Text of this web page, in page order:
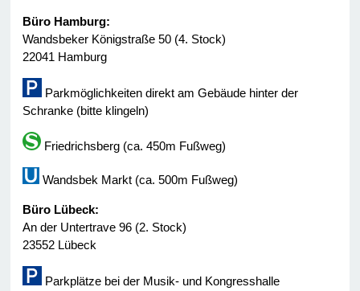
Büro Hamburg:
Wandsbeker Königstraße 50 (4. Stock)
22041 Hamburg
Parkmöglichkeiten direkt am Gebäude hinter der
Schranke (bitte klingeln)
Friedrichsberg (ca. 450m Fußweg)
Wandsbek Markt (ca. 500m Fußweg)
Büro Lübeck:
An der Untertrave 96 (2. Stock)
23552 Lübeck
Parkplätze bei der Musik- und Kongresshalle